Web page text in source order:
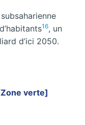
16, un
d’ici 2050.
verte]